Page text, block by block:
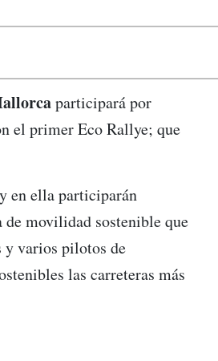
participará por
el primer Eco Rallye; que
y en ella participarán
movilidad sostenible que
y varios pilotos de
las carreteras más